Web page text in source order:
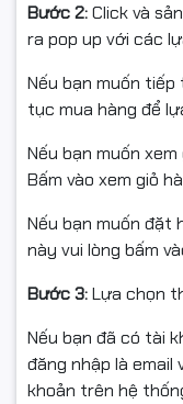
Cổng sau
LAN Gigabit RJ45
4 x USB 3.2 Gen 1
PS/2 Keyboard &
3 x Audio jack
Ngoài ra, hệ thống
card đồ họa hoặc
Thiết kế Mini Tower
Vớikiểu dáng Mini
mm, trọng lượng
văn phòng hoặc
Bước 2:Click và
ra pop up với các
Nếu bạn muốn tiếp
tục mua hàng để
Nếu bạn muốn
Bấm vào xem giỏ
Nếu bạn muốn đặt
này vui lòng bấm
Bước 3:Lựa chọn
Nếu bạn đã có tài
đăng nhập là email
khoản trên hệ